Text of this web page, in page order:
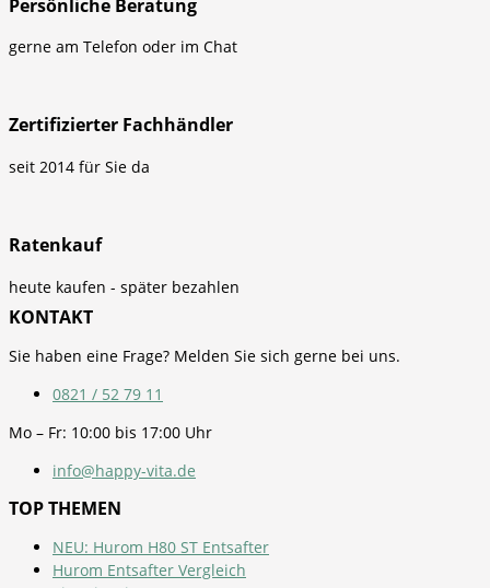
Persönliche Beratung
gerne am Telefon oder im Chat
Zertifizierter Fachhändler
seit 2014 für Sie da
Ratenkauf
heute kaufen - später bezahlen
KONTAKT
Sie haben eine Frage? Melden Sie sich gerne bei uns.
0821 / 52 79 11
Mo – Fr: 10:00 bis 17:00 Uhr
info@happy-vita.de
TOP THEMEN
NEU: Hurom H80 ST Entsafter
Hurom Entsafter Vergleich